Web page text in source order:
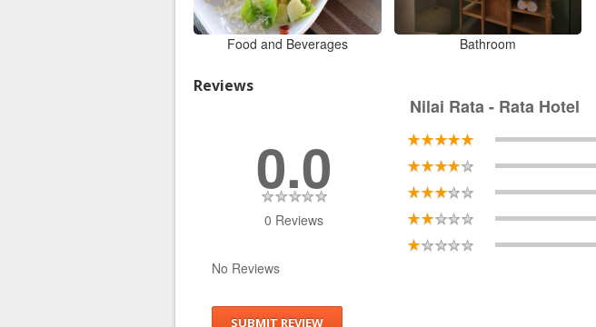
Food and Beverages Bathroom
Reviews
Nilai Rata - Rata Hotel
0.0
0 Reviews
No Reviews
SUBMIT REVIEW